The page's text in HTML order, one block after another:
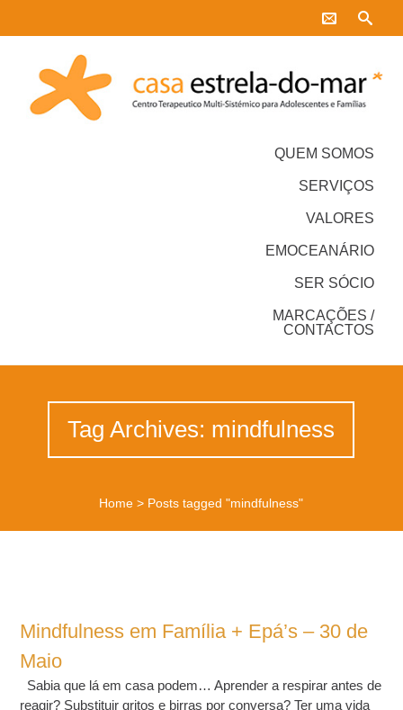
QUEM SOMOS
SERVIÇOS
VALORES
EMOCEANÁRIO
SER SÓCIO
MARCAÇÕES /
CONTACTOS
Tag Archives: mindfulness
Home > Posts tagged "mindfulness"
Mindfulness em Família + Epá’s – 30 de
Maio
Sabia que lá em casa podem… Aprender a respirar antes de
reagir? Substituir gritos e birras por conversa? Ter uma vida